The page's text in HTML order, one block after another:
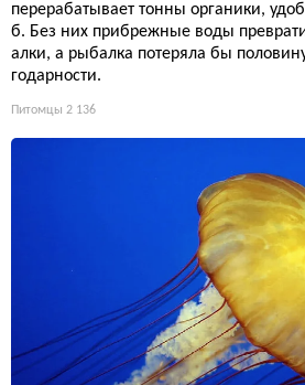
перерабатывает тонны органики,
б. Без них прибрежные воды
алки, а рыбалка потеряла бы
годарности.
Питомцы 2 136